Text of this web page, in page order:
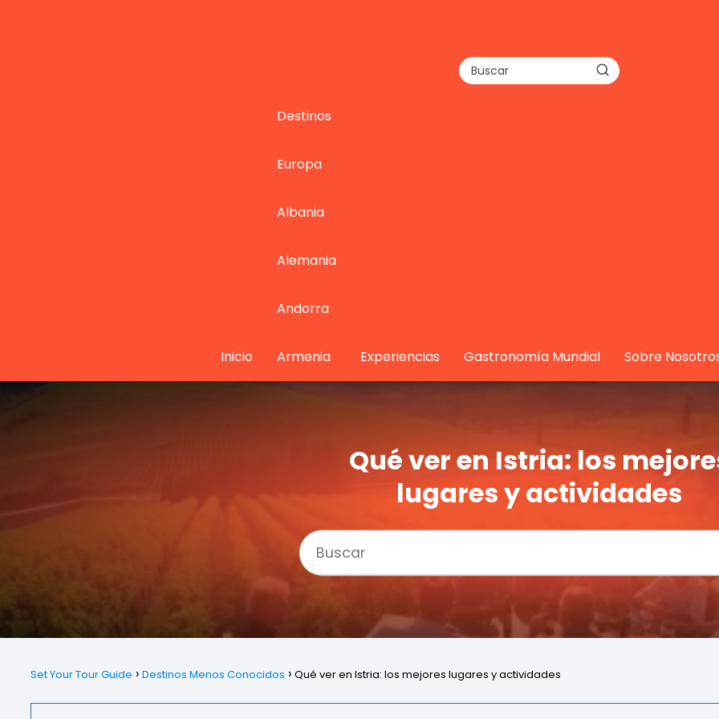
Inicio
Destinos
Europa
Albania
Alemania
Andorra
Armenia Experiencias Gastronomía Mundial Sobre
Qué ver en Istria: los
lugares y actividades
Set Your Tour Guide Destinos Menos Conocidos Qué ver en Istria: los mejores lugares y actividades